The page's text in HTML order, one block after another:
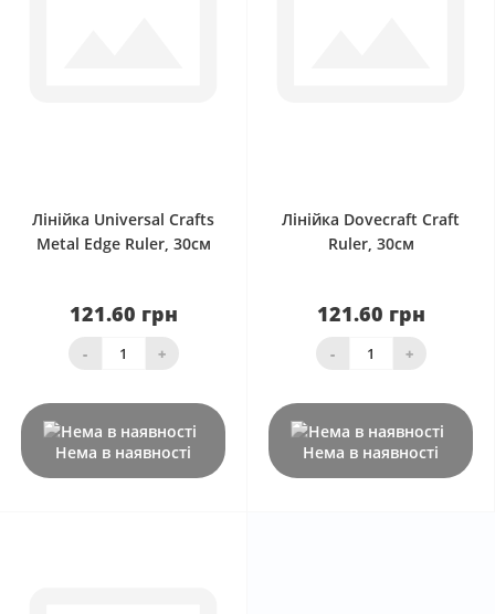
Лінійка Universal Crafts
Metal Edge Ruler, 30см
121.60 грн
- +
Нема в наявності
Лінійка Dovecraft Craft
Ruler, 30см
121.60 грн
- +
Нема в наявності